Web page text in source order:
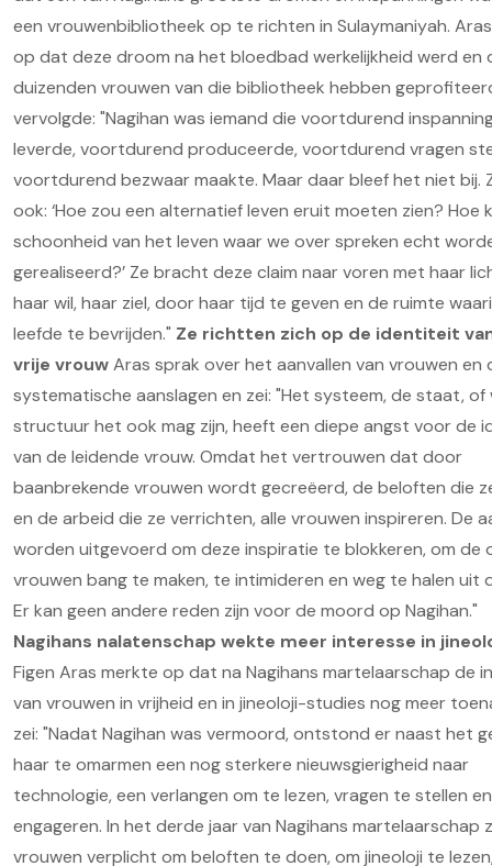
een vrouwenbibliotheek op te richten in Sulaymaniyah.
op dat deze droom na het bloedbad werkelijkheid werd en
duizenden vrouwen van die bibliotheek hebben
vervolgde: "Nagihan was iemand die voortdurend
leverde, voortdurend produceerde, voortdurend vragen
voortdurend bezwaar maakte. Maar daar bleef het niet bij.
ook: ‘Hoe zou een alternatief leven eruit moeten zien? Hoe
schoonheid van het leven waar we over spreken echt
gerealiseerd?’ Ze bracht deze claim naar voren met haar
haar wil, haar ziel, door haar tijd te geven en de ruimte
leefde te bevrijden." Ze richtten zich op de identiteit
vrije vrouwAras sprak over het aanvallen van vrouwen en
systematische aanslagen en zei: "Het systeem, de staat, of
structuur het ook mag zijn, heeft een diepe angst voor de
van de leidende vrouw. Omdat het vertrouwen dat door
baanbrekende vrouwen wordt gecreëerd, de beloften die
en de arbeid die ze verrichten, alle vrouwen inspireren. De
worden uitgevoerd om deze inspiratie te blokkeren, om de
vrouwen bang te maken, te intimideren en weg te halen uit
Er kan geen andere reden zijn voor de moord op Nagihan."
Nagihans nalatenschap wekte meer interesse in
Figen Aras merkte op dat na Nagihans martelaarschap de
van vrouwen in vrijheid en in jineoloji-studies nog meer
zei: "Nadat Nagihan was vermoord, ontstond er naast het
haar te omarmen een nog sterkere nieuwsgierigheid naar
technologie, een verlangen om te lezen, vragen te stellen
engageren. In het derde jaar van Nagihans martelaarschap
vrouwen verplicht om beloften te doen, om jineoloji te